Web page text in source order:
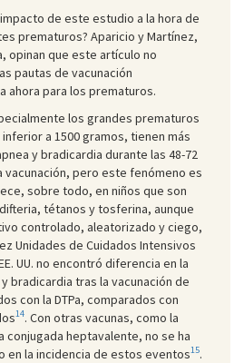
de este estudio a la hora de
prematuros? Aparicio y Martínez,
opinan que este artículo no
pautas de vacunación
ahora para los prematuros.
los grandes prematuros
a 1500 gramos, tienen más
y bradicardia durante las 48-72
vacunación, pero este fenómeno es
sobre todo, en niños que son
tétanos y tosferina, aunque
controlado, aleatorizado y ciego,
Unidades de Cuidados Intensivos
UU. no encontró diferencia en la
bradicardia tras la vacunación de
con la DTPa, comparados con
14. Con otras vacunas, como la
conjugada heptavalente, no se ha
en la incidencia de estos eventos15.